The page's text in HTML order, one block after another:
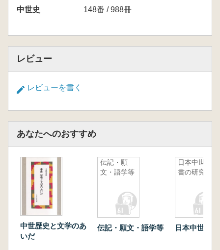
中世史
148番 / 988冊
レビュー
レビューを書く
あなたへのおすすめ
中世歴史と文学のあ
いだ
伝記・願
文・語学等
伝記・願文・語学等
日本中世法
書の研究
日本中世法